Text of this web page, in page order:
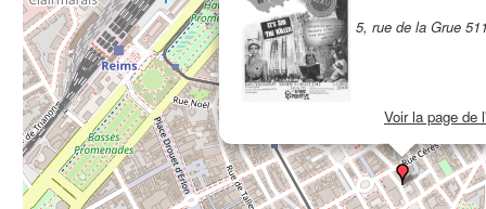
5, rue de la Grue
Voir la page de